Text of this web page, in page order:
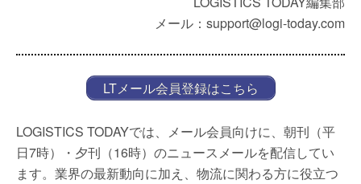
メール：support@logi-today.com
LTメール会員登録はこちら
LOGISTICS TODAYでは、メール会員向けに、朝刊（平
日7時）・夕刊（16時）のニュースメールを配信してい
ます。業界の最新動向に加え、物流に関わる方に役立つ